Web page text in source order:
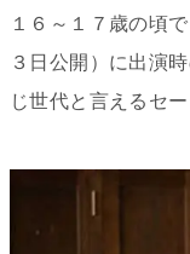
１６～１７歳の頃
３日公開）に出演
じ世代と言えるセ